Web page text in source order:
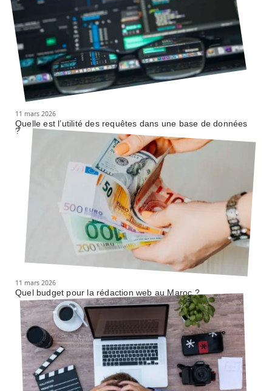
11 mars 2026
Quelle est l’utilité des requêtes dans une base de données
?
11 mars 2026
Quel budget pour la rédaction web au Maroc ?